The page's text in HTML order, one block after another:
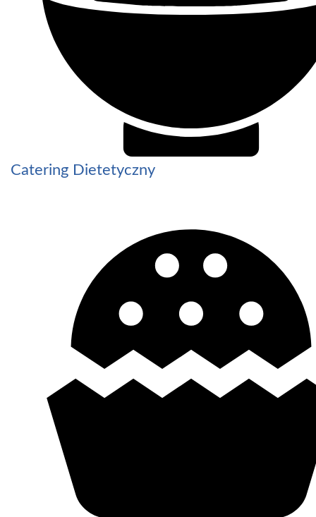
Catering Dietetyczny